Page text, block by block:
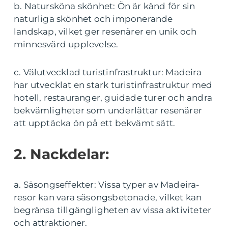
b. Natursköna skönhet: Ön är känd för sin
naturliga skönhet och imponerande
landskap, vilket ger resenärer en unik och
minnesvärd upplevelse.
c. Välutvecklad turistinfrastruktur: Madeira
har utvecklat en stark turistinfrastruktur med
hotell, restauranger, guidade turer och andra
bekvämligheter som underlättar resenärer
att upptäcka ön på ett bekvämt sätt.
2. Nackdelar:
a. Säsongseffekter: Vissa typer av Madeira-
resor kan vara säsongsbetonade, vilket kan
begränsa tillgängligheten av vissa aktiviteter
och attraktioner.